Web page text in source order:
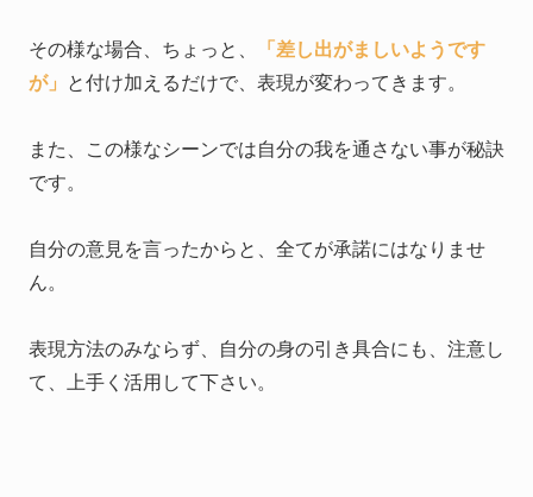
その様な場合、ちょっと、
「差し出がましいようです
が」
と付け加えるだけで、表現が変わってきます。
また、この様なシーンでは自分の我を通さない事が秘訣
です。
自分の意見を言ったからと、全てが承諾にはなりませ
ん。
表現方法のみならず、自分の身の引き具合にも、注意し
て、上手く活用して下さい。